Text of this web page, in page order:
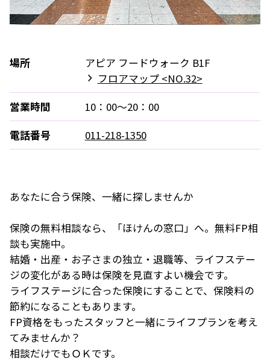
場所
アピア フードウォーク B1F
フロアマップ <NO.32>
営業時間
10：00～20：00
電話番号
011-218-1350
あなたに合う保険、一緒に探しませんか
保険の無料相談なら、「ほけんの窓口」へ。無料FP相
談も実施中。
結婚・出産・お子さまの独立・退職等、ライフステー
ジの変化がある時は保険を見直すよい機会です。
ライフステージに合った保険にすることで、保険料の
節約になることもあります。
FP資格をもったスタッフと一緒にライフプランを考え
てみませんか？
相談だけでもＯＫです。